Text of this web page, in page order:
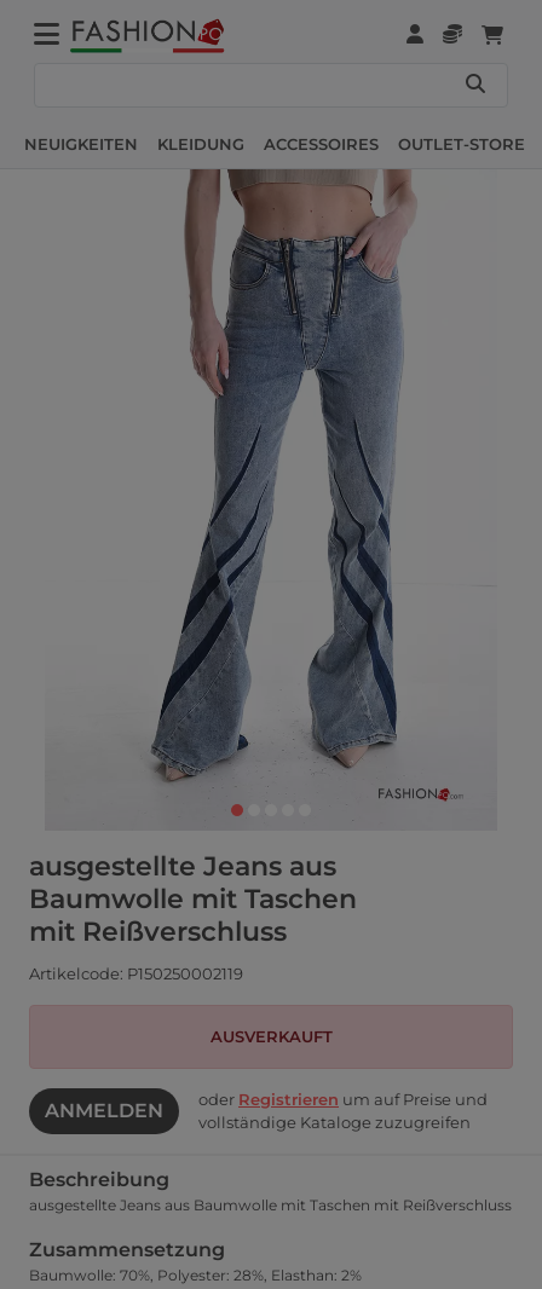
NEUIGKEITEN KLEIDUNG ACCESSOIRES OUTLET-STORE
ausgestellte Jeans aus
Baumwolle mit Taschen
mit Reißverschluss
Artikelcode: P150250002119
AUSVERKAUFT
ANMELDEN oder Registrieren um auf Preise und
vollständige Kataloge zuzugreifen
Beschreibung
ausgestellte Jeans aus Baumwolle mit Taschen mit Reißverschluss
Zusammensetzung
Baumwolle: 70%, Polyester: 28%, Elasthan: 2%